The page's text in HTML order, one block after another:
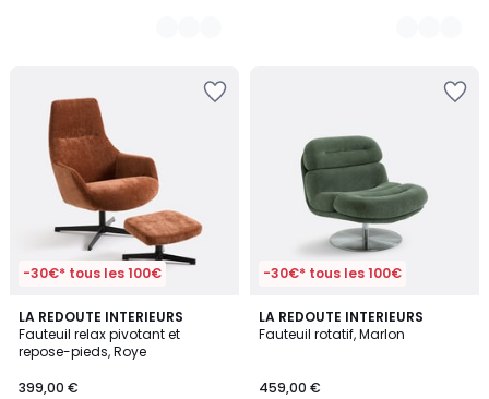
-30€* tous les 100€
LA REDOUTE INTERIEURS
Fauteuil relax pivotant et
repose-pieds, Roye
399,00 €
4,9
/ 5
2
Couleurs
-30€* tous les 100€
LA REDOUTE INTERIEURS
Fauteuil rotatif, Marlon
459,00 €